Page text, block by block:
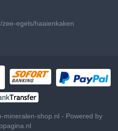
egels/haaienkaken
mineralen-shop.nl - Powered by